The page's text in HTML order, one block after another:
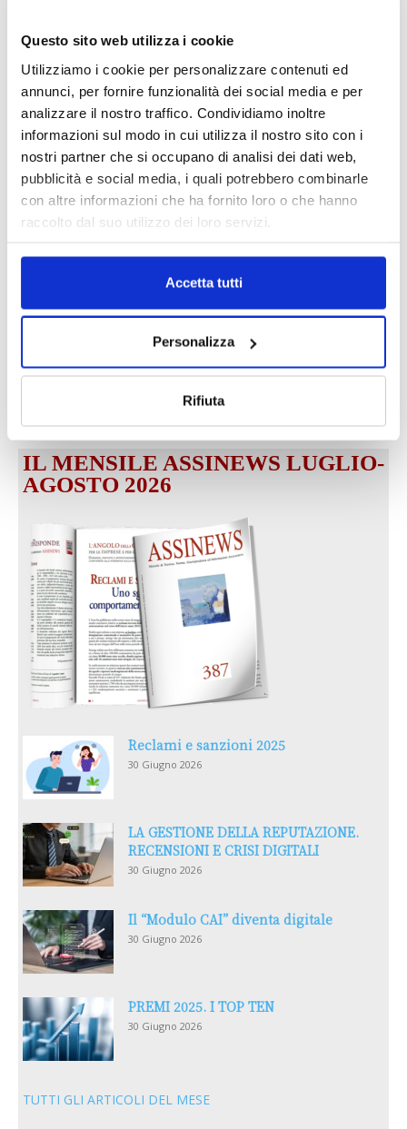
Questo sito web utilizza i cookie
Utilizziamo i cookie per personalizzare contenuti ed
annunci, per fornire funzionalità dei social media e per
analizzare il nostro traffico. Condividiamo inoltre
informazioni sul modo in cui utilizza il nostro sito con i
nostri partner che si occupano di analisi dei dati web,
pubblicità e social media, i quali potrebbero combinarle
con altre informazioni che ha fornito loro o che hanno
raccolto dal suo utilizzo dei loro servizi.
Accetta tutti
Personalizza
Rifiuta
DALLE AZIENDENotizie sponsorizzate
Prima Assicurazioni: grande
partecipazione alla Convention degli
1 Luglio 2026
MAGNIFICA HUMANITAS (l’impatto
dell’IA sul futuro e oltre)
IL MENSILE ASSINEWS LUGLIO-
AGOSTO 2026
Reclami e sanzioni 2025
30 Giugno 2026
LA GESTIONE DELLA REPUTAZIONE.
RECENSIONI E CRISI DIGITALI
30 Giugno 2026
Il “Modulo CAI” diventa digitale
30 Giugno 2026
PREMI 2025. I TOP TEN
30 Giugno 2026
TUTTI GLI ARTICOLI DEL MESE